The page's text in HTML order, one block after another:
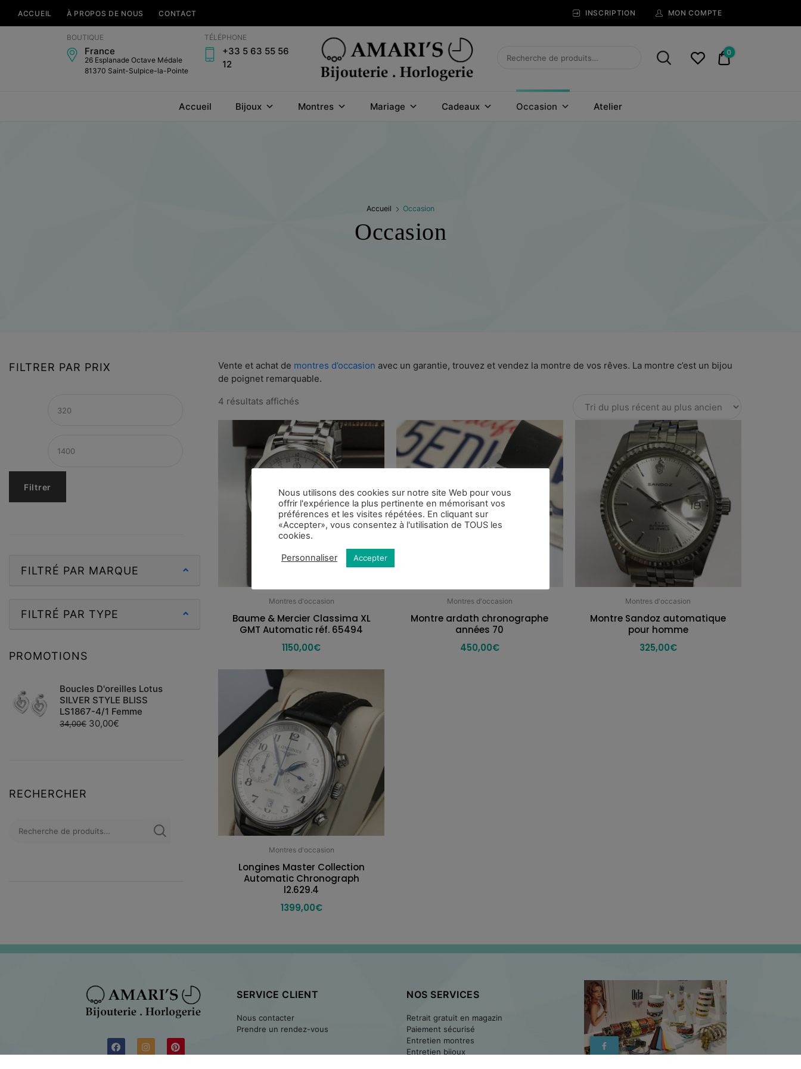
ACCUEIL À PROPOS DE NOUS CONTACT INSCRIPTION MON COMPTE
BOUTIQUE
France
26 Esplanade Octave Médale
81370 Saint-Sulpice-la-Pointe
TÉLÉPHONE
+33 5 63 55 56
12
BIJOUTERIE
0,00€
0
Accueil Bijoux Montres Mariage Cadeaux Occasion Atelier
Accueil Occasion
Occasion
FILTRER PAR PRIX
Filtrer
FILTRÉ PAR MARQUE
FILTRÉ PAR TYPE
PROMOTIONS
Boucles D'oreilles Lotus
SILVER STYLE BLISS
LS1867-4/1 Femme
34,00€ 30,00€
RECHERCHER
Vente et achat de montres d’occasion avec un garantie, trouvez et vendez la montre de vos rêves. La montre c’est un bijou
de poignet remarquable.
4 résultats affichés
Montres d'occasion
Baume & Mercier Classima XL
GMT Automatic réf. 65494
1150,00€
Montres d'occasion
Montre ardath chronographe
années 70
450,00€
Montres d'occasion
Montre Sandoz automatique
pour homme
325,00€
Montres d'occasion
Longines Master Collection
Automatic Chronograph
l2.629.4
1399,00€
SERVICE CLIENT
Nous contacter
Prendre un rendez-vous
NOS SERVICES
Retrait gratuit en magazin
Paiement sécurisé
Entretien montres
Entretien bijoux
Nous utilisons des cookies sur notre site Web pour vous
offrir l'expérience la plus pertinente en mémorisant vos
préférences et les visites répétées. En cliquant sur
«Accepter», vous consentez à l'utilisation de TOUS les
cookies.
Personnaliser Accepter